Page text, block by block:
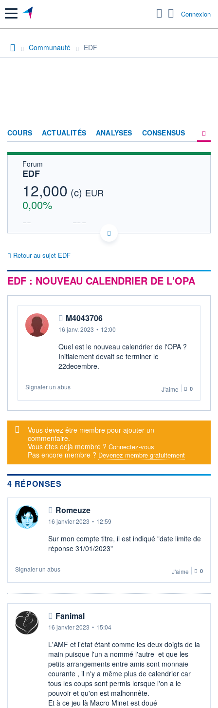
Menu Connexion
Communauté EDF
COURS ACTUALITÉS ANALYSES CONSENSUS
Forum
EDF
12,000 (c) EUR
0,00%
FR0010242511 EDF
EURONEXT PARIS DONNÉES TEMPS RÉEL
Cotation sur les autres places
SECTEUR
Électricité conventionnelle
0,000 12,000
+ HAUT
0,000
CAPITAL ÉCHANGÉ
0,00%
VALORISATION
50 034 MEUR
LIMITE À LA
BAISSE
0,000 0,020
ESTIMÉ 2026
-
2026
-
DERNIER
DIVIDENDE
0,00 EUR
DATE
DERNIER
DIVIDENDE
-
PROCHAIN
DIVIDENDE
ÉLIGIBILITÉ
SRD
Non éligible
Boursobank
Retour au sujet EDF
EDF : NOUVEAU CALENDRIER DE L'OPA
M4043706
16 janv. 2023 • 12:00
Quel est le nouveau calendrier de l'OPA ?
Initialement devait se terminer le
22decembre.
Signaler un abus J'aime 0
Message d'alerte
Vous devez être membre pour ajouter un
commentaire.
Vous êtes déjà membre ? Connectez-vous
Pas encore membre ? Devenez membre gratuitement
4 RÉPONSES
Romeuze
16 janvier 2023 • 12:59
Sur mon compte titre, il est indiqué "date limite de
réponse 31/01/2023"
Signaler un abus J'aime 0
Fanimal
16 janvier 2023 • 15:04
L'AMF et l'état étant comme les deux doigts de la
main puisque l'un a nommé l'autre et que les
petits arrangements entre amis sont monnaie
courante , il n'y a même plus de calendrier car
tous les coups sont permis lorsque l'on a le
pouvoir et qu'on est malhonnête.
Et à ce jeu là Macro Minet est doué